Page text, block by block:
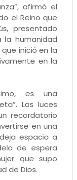
afirmó el
el Reino que
presentado
la humanidad
inició en la
en la
es una
Las luces
recordatorio
en una
espacio a
de espera
que supo
de Dios.